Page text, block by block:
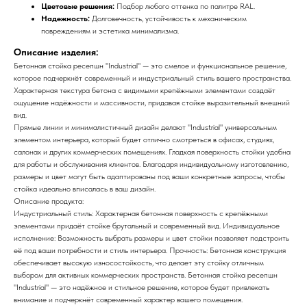
Цветовые решения: Подбор любого оттенка по палитре RAL.
Надежность: Долговечность, устойчивость к механическим
повреждениям и эстетика минимализма.
Описание изделия:
Бетонная стойка ресепшн "Industrial" — это смелое и функциональное решение,
которое подчеркнёт современный и индустриальный стиль вашего пространства.
Характерная текстура бетона с видимыми крепёжными элементами создаёт
ощущение надёжности и массивности, придавая стойке выразительный внешний
вид.
Прямые линии и минималистичный дизайн делают "Industrial" универсальным
элементом интерьера, который будет отлично смотреться в офисах, студиях,
салонах и других коммерческих помещениях. Гладкая поверхность стойки удобна
для работы и обслуживания клиентов. Благодаря индивидуальному изготовлению,
размеры и цвет могут быть адаптированы под ваши конкретные запросы, чтобы
стойка идеально вписалась в ваш дизайн.
Описание продукта:
Индустриальный стиль: Характерная бетонная поверхность с крепёжными
элементами придаёт стойке брутальный и современный вид. Индивидуальное
исполнение: Возможность выбрать размеры и цвет стойки позволяет подстроить
её под ваши потребности и стиль интерьера. Прочность: Бетонная конструкция
обеспечивает высокую износостойкость, что делает эту стойку отличным
выбором для активных коммерческих пространств. Бетонная стойка ресепшн
"Industrial" — это надёжное и стильное решение, которое будет привлекать
внимание и подчеркнёт современный характер вашего помещения.